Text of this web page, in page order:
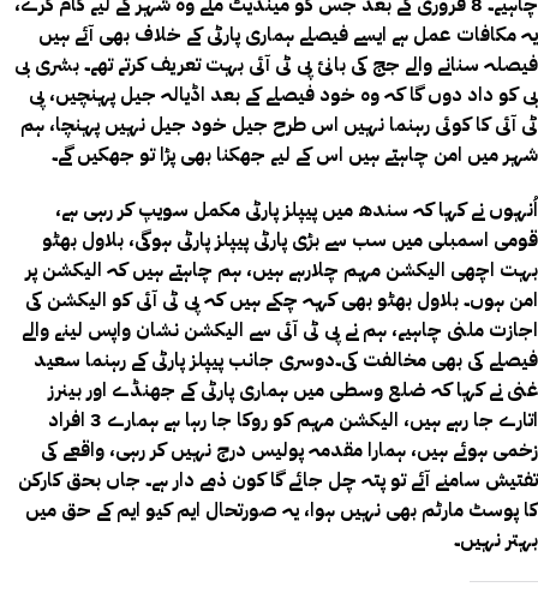
یہ مکافات عمل ہے ایسے فیصلے ہماری پارٹی کے خلاف بھی آئے ہیں
فیصلہ سنانے والے جج کی بانیٔ پی ٹی آئی بہت تعریف کرتے تھے۔ بشری بی
بی کو داد دوں گا کہ وہ خود فیصلے کے بعد اڈیالہ جیل پہنچیں، پی
ٹی آئی کا کوئی رہنما نہیں اس طرح جیل خود جیل نہیں پہنچا، ہم
شہر میں امن چاہتے ہیں اس کے لیے جھکنا بھی پڑا تو جھکیں گے۔
اُنہوں نے کہا کہ سندھ میں پیپلز پارٹی مکمل سویپ کر رہی ہے،
قومی اسمبلی میں سب سے بڑی پارٹی پیپلز پارٹی ہوگی، بلاول بھٹو
بہت اچھی الیکشن مہم چلارہے ہیں، ہم چاہتے ہیں کہ الیکشن پر
امن ہوں۔ بلاول بھٹو بھی کہہ چکے ہیں کہ پی ٹی آئی کو الیکشن کی
اجازت ملنی چاہیے، ہم نے پی ٹی آئی سے الیکشن نشان واپس لینے والے
فیصلے کی بھی مخالفت کی۔دوسری جانب پیپلز پارٹی کے رہنما سعید
غنی نے کہا کہ ضلع وسطی میں ہماری پارٹی کے جھنڈے اور بینرز
اتارے جا رہے ہیں، الیکشن مہم کو روکا جا رہا ہے ہمارے 3 افراد
زخمی ہوئے ہیں، ہمارا مقدمہ پولیس درج نہیں کر رہی، واقعے کی
تفتیش سامنے آئے تو پتہ چل جائے گا کون ذمے دار ہے۔ جاں بحق کارکن
کا پوسٹ مارٹم بھی نہیں ہوا، یہ صورتحال ایم کیو ایم کے حق میں
بہتر نہیں۔